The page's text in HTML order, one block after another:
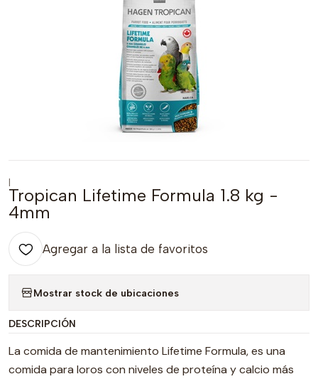
|
Tropican Lifetime Formula 1.8 kg -
4mm
Agregar a la lista de favoritos
Mostrar stock de ubicaciones
DESCRIPCIÓN
La comida de mantenimiento Lifetime Formula, es una
comida para loros con niveles de proteína y calcio más